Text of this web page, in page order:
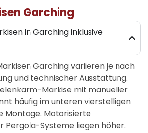
Garching
in Garching inklusive
Garching variieren je nach
und technischer Ausstattung.
Markise mit manueller
häufig im unteren vierstelligen
Montage. Motorisierte
Pergola-Systeme liegen höher.